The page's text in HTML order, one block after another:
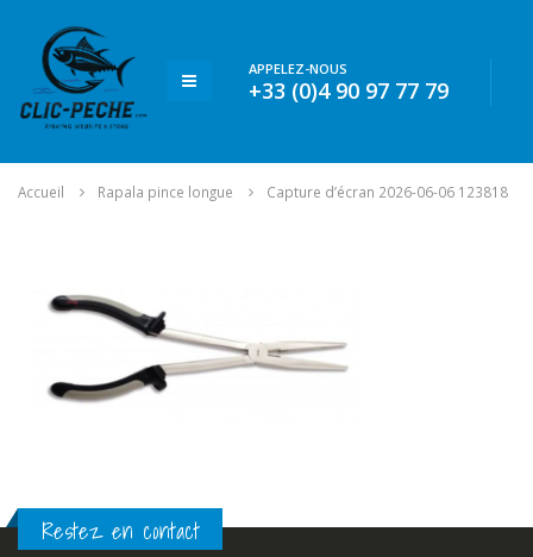
APPELEZ-NOUS
+33 (0)4 90 97 77 79
Accueil Rapala pince longue Capture d’écran 2026-06-06 123818
Restez en contact